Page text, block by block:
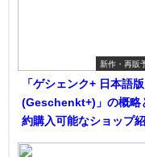
新作・再販
「ゲシェンク+ 日本語版
(Geschenkt+)」の概略
約購入可能なショップ紹